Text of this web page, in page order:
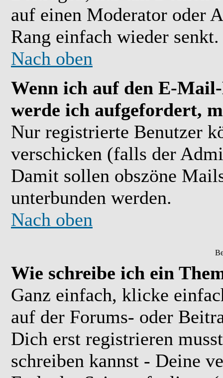
auf einen Moderator oder
Rang einfach wieder senkt.
Nach oben
Wenn ich auf den E-
werde ich aufgefordert,
Nur registrierte Benutzer
verschicken (falls der
Damit sollen obszöne
unterbunden werden.
Nach oben
Wie schreibe ich ein
Ganz einfach, klicke
auf der Forums- oder
Dich erst registrieren
schreiben kannst - Deine